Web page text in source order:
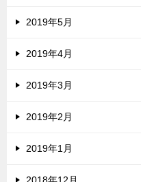
2019年5月
2019年4月
2019年3月
2019年2月
2019年1月
2018年12月